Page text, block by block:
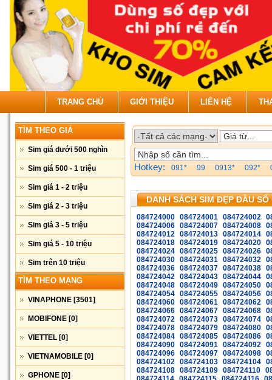
TRANG CHỦ GIỚI THIỆU LIÊN HỆ
TÌM THEO GIÁ
Sim giá dưới 500 nghìn
Sim giá 500 - 1 triệu
Sim giá 1 - 2 triệu
Sim giá 2 - 3 triệu
Sim giá 3 - 5 triệu
Sim giá 5 - 10 triệu
Sim trên 10 triệu
TÌM THEO MẠNG
VINAPHONE [3501]
MOBIFONE [0]
VIETTEL [0]
VIETNAMOBILE [0]
GPHONE [0]
Hotkey: 091* 99 0913* 092*
DANH SÁCH SIM ĐẸP ĐẦU SỐ
084724000 084724001 084724002
084724006 084724007 084724008
084724012 084724013 084724014
084724018 084724019 084724020
084724024 084724025 084724026
084724030 084724031 084724032
084724036 084724037 084724038
084724042 084724043 084724044
084724048 084724049 084724050
084724054 084724055 084724056
084724060 084724061 084724062
084724066 084724067 084724068
084724072 084724073 084724074
084724078 084724079 084724080
084724084 084724085 084724086
084724090 084724091 084724092
084724096 084724097 084724098
084724102 084724103 084724104
084724108 084724109 084724110